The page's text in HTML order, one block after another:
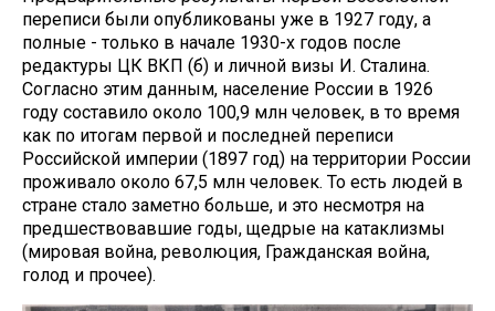
переписи были опубликованы уже в 1927 году, а
полные - только в начале 1930-х годов после
редактуры ЦК ВКП (б) и личной визы И. Сталина.
Согласно этим данным, население России в 1926
году составило около 100,9 млн человек, в то время
как по итогам первой и последней переписи
Российской империи (1897 год) на территории России
проживало около 67,5 млн человек. То есть людей в
стране стало заметно больше, и это несмотря на
предшествовавшие годы, щедрые на катаклизмы
(мировая война, революция, Гражданская война,
голод и прочее).